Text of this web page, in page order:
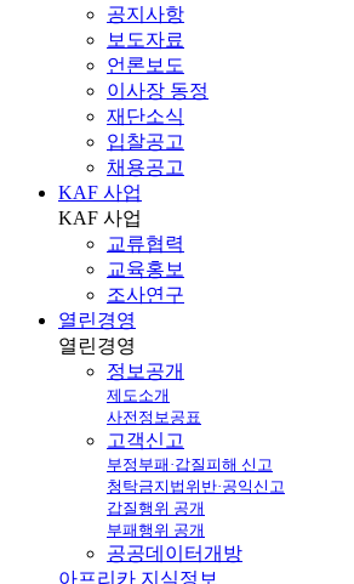
공지사항
보도자료
언론보도
이사장 동정
재단소식
입찰공고
채용공고
KAF 사업
KAF 사업
교류협력
교육홍보
조사연구
열린경영
열린경영
정보공개
제도소개
사전정보공표
고객신고
부정부패·갑질피해 신고
청탁금지법위반·공익신고
갑질행위 공개
부패행위 공개
공공데이터개방
아프리카 지식정보